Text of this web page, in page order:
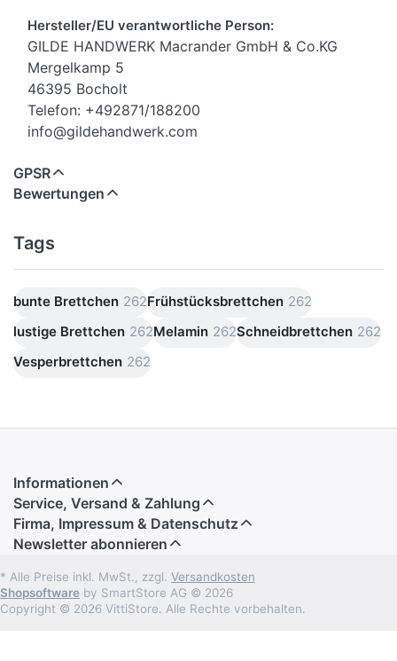
Hersteller/EU verantwortliche Person:
GILDE HANDWERK Macrander GmbH & Co.KG
Mergelkamp 5
46395 Bocholt
Telefon: +492871/188200
info@gildehandwerk.com
GPSR
Bewertungen
Tags
bunte Brettchen 262Frühstücksbrettchen 262
lustige Brettchen 262Melamin 262Schneidbrettchen 262
Vesperbrettchen 262
Informationen
Service, Versand & Zahlung
Firma, Impressum & Datenschutz
Newsletter abonnieren
* Alle Preise inkl. MwSt., zzgl. Versandkosten
Shopsoftware by SmartStore AG © 2026
Copyright © 2026 VittiStore. Alle Rechte vorbehalten.